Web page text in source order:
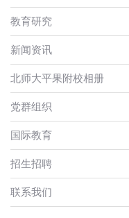
教育研究
新闻资讯
北师大平果附校相册
党群组织
国际教育
招生招聘
联系我们